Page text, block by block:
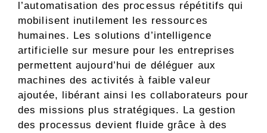
l’automatisation des processus répétitifs qui
mobilisent inutilement les ressources
humaines. Les solutions d’intelligence
artificielle sur mesure pour les entreprises
permettent aujourd’hui de déléguer aux
machines des activités à faible valeur
ajoutée, libérant ainsi les collaborateurs pour
des missions plus stratégiques. La gestion
des processus devient fluide grâce à des